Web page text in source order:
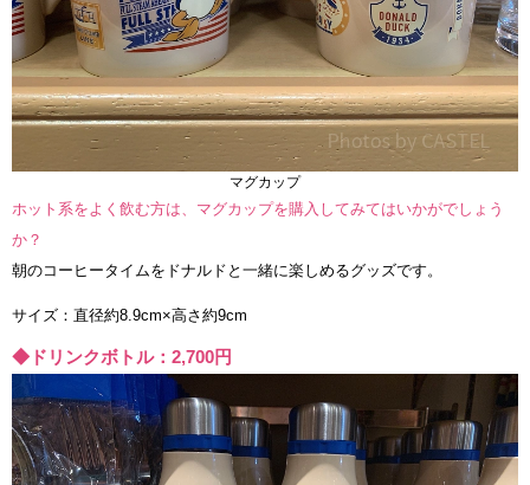
マグカップ
ホット系をよく飲む方は、マグカップを購入してみてはいかがでしょう
か？
朝のコーヒータイムをドナルドと一緒に楽しめるグッズです。
サイズ：直径約8.9cm×高さ約9cm
◆ドリンクボトル：2,700円